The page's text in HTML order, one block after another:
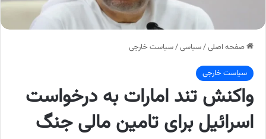
صفحه اصلی/سیاسی/سیاست خارجی
سیاست خارجی
واکنش تند امارات به درخواست
اسرائیل برای تامین مالی جنگ